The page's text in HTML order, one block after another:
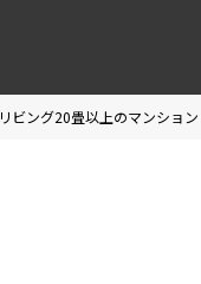
リビング20畳以上のマンション